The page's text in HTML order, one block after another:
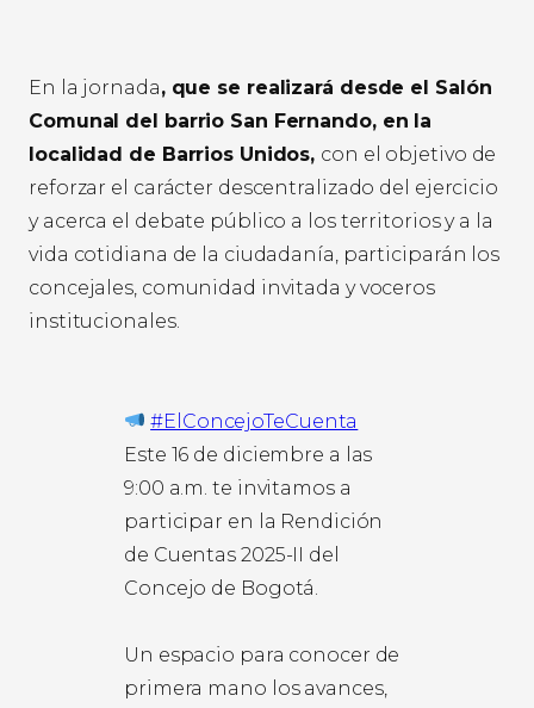
En la jornada, que se realizará desde el Salón
Comunal del barrio San Fernando, en la
localidad de Barrios Unidos, con el objetivo de
reforzar el carácter descentralizado del ejercicio
y acerca el debate público a los territorios y a la
vida cotidiana de la ciudadanía, participarán los
concejales, comunidad invitada y voceros
institucionales.
#ElConcejoTeCuenta
Este 16 de diciembre a las
9:00 a.m. te invitamos a
participar en la Rendición
de Cuentas 2025-II del
Concejo de Bogotá.
Un espacio para conocer de
primera mano los avances,